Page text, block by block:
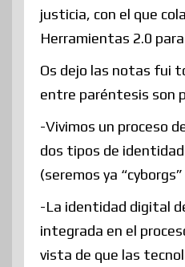
justicia, con el que
Herramientas 2.0
Os dejo las notas fui
entre paréntesis son
-Vivimos un proceso
dos tipos de
(seremos ya “cyborgs”
-La identidad digital
integrada en el
vista de que las